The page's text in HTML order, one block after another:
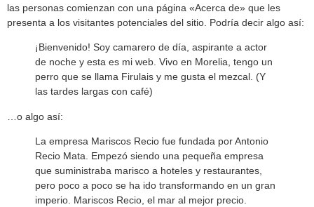
las personas comienzan con una página «Acerca de» que les
presenta a los visitantes potenciales del sitio. Podría decir algo así:
¡Bienvenido! Soy camarero de día, aspirante a actor
de noche y esta es mi web. Vivo en Morelia, tengo un
perro que se llama Firulais y me gusta el mezcal. (Y
las tardes largas con café)
…o algo así:
La empresa Mariscos Recio fue fundada por Antonio
Recio Mata. Empezó siendo una pequeña empresa
que suministraba marisco a hoteles y restaurantes,
pero poco a poco se ha ido transformando en un gran
imperio. Mariscos Recio, el mar al mejor precio.